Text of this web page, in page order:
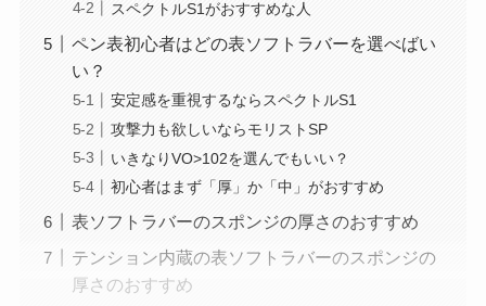
スペクトルS1がおすすめな人
ペン表初心者はどの表ソフトラバーを選べばい
い？
安定感を重視するならスペクトルS1
攻撃力も欲しいならモリストSP
いきなりVO>102を選んでもいい？
初心者はまず「厚」か「中」がおすすめ
表ソフトラバーのスポンジの厚さのおすすめ
テンション内蔵の表ソフトラバーのスポンジの
厚さのおすすめ